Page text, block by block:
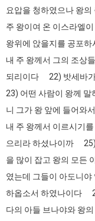
요압을 청하였으나 왕
주 왕이여 온 이스라엘
왕위에 앉을지를 공포
내 주 왕께서 그의 조상
되리이다 22) 밧세바
23) 어떤 사람이 왕께
니 그가 왕 앞에 들어와
내 주 왕께서 이르시기
으리라 하셨나이까 25)
을 많이 잡고 왕의 모든
였는데 그들이 아도니
하옵소서 하였나이다
다의 아들 브나야와 왕